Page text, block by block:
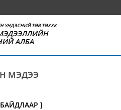
ҮНДЭСНИЙ ТӨВ ТӨХХК
АЛБА
МЭДЭЭ
]